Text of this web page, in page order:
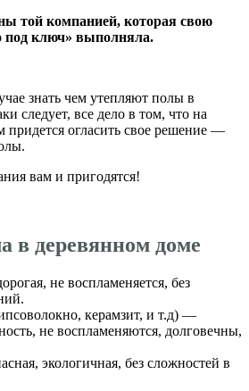
той компанией, которая свою
под ключ» выполняла.
знать чем утепляют полы в
следует, все дело в том, что на
придется огласить свое решение —
вам и пригодятся!
в деревянном доме
не воспламеняется, без
керамзит, и т.д) —
не воспламеняются, долговечны,
экологичная, без сложностей в